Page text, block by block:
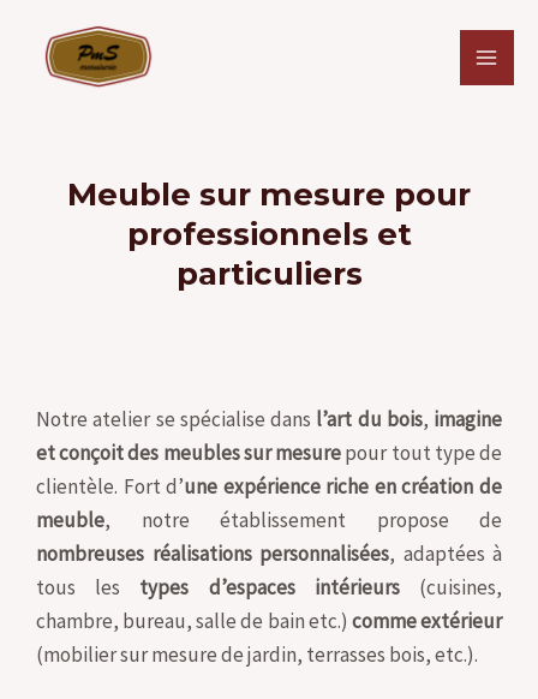
Meuble sur mesure pour
professionnels et
particuliers
Notre atelier se spécialise dans l’art du bois, imagine
et conçoit des meubles sur mesurepour tout type de
clientèle. Fort d’une expérience riche en création de
meuble, notre établissement propose de
nombreuses réalisations personnalisées, adaptées à
tous les types d’espaces intérieurs(cuisines,
chambre, bureau, salle de bain etc.) comme extérieur
(mobilier sur mesure de jardin, terrasses bois, etc.).